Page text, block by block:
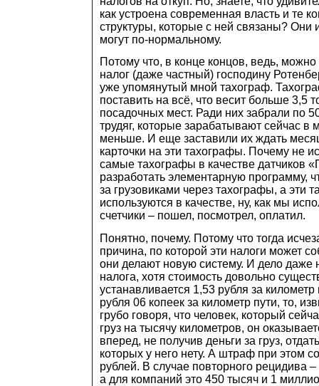
как устроена современная власть и те
структуры, которые с ней связаны? Они
могут по-нормальному.
Потому что, в конце концов, ведь,
налог (даже частный) господину
уже упомянутый мной тахограф.
поставить на всё, что весит больше 3,5
посадочных мест. Ради них забрали по
трудяг, которые зарабатывают сейчас в
меньше. И еще заставили их ждать
карточки на эти тахографы. Почему не
самые тахографы в качестве датчиков
разработать элементарную программу,
за грузовиками через тахографы, а эти
используются в качестве, ну, как мы
счетчики – пошел, посмотрел, оплатил.
Понятно, почему. Потому что тогда
причина, по которой эти налоги может
они делают новую систему. И дело даже
налога, хотя стоимость довольно
устанавливается 1,53 рубля за километр
рубля 06 копеек за километр пути, то,
грубо говоря, что человек, который
груз на тысячу километров, он
вперед, не получив деньги за груз,
которых у него нету. А штраф при этом
рублей. В случае повторного рецидива
а для компаний это 450 тысяч и 1